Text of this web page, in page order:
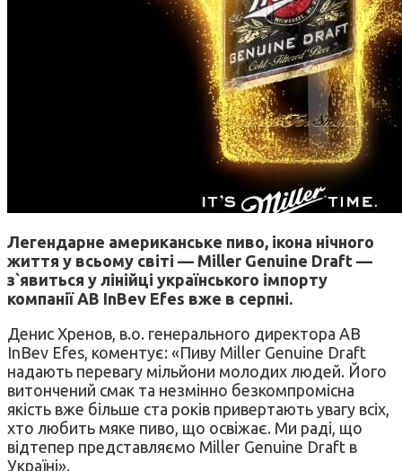
Легендарне американське пиво, ікона нічного
життя у всьому світі — Miller Genuine Draft —
з`явиться у лінійці українського імпорту
компанії AB InBev Efes вже в серпні.
Денис Хренов, в.о. генерального директора AB
InBev Efes, коментує: «Пиву Miller Genuine Draft
надають перевагу мільйони молодих людей. Його
витончений смак та незмінно безкомпромісна
якість вже більше ста років привертають увагу всіх,
хто любить мяке пиво, що освіжає. Ми раді, що
відтепер представляємо Miller Genuine Draft в
Україні».